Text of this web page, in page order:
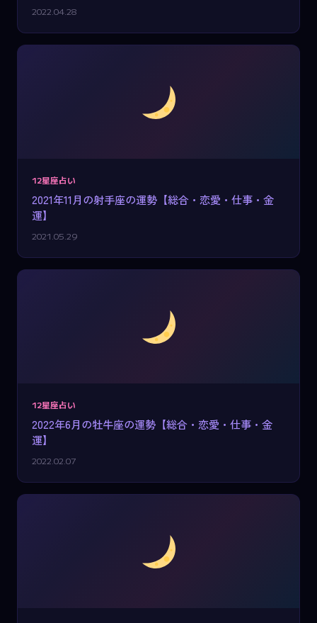
2022.04.28
12星座占い
2021年11月の射手座の運勢【総合・恋愛・仕事・金
運】
2021.05.29
12星座占い
2022年6月の牡牛座の運勢【総合・恋愛・仕事・金
運】
2022.02.07